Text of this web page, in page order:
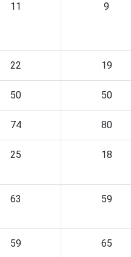
11 9
22 19
50 50
74 80
25 18
63 59
59 65